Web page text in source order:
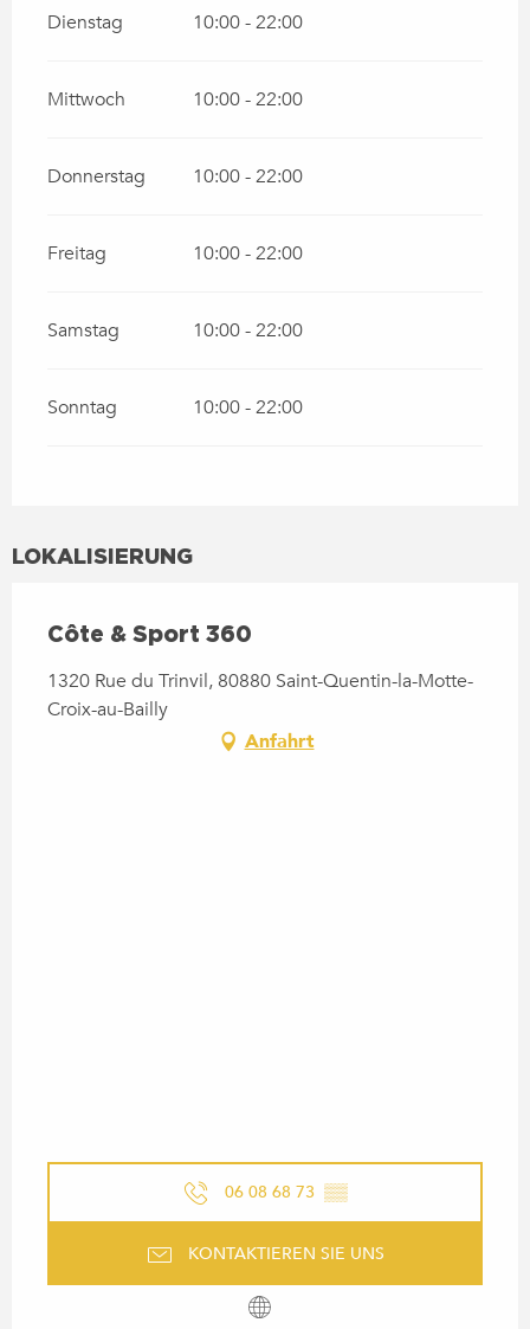
Dienstag 10:00 - 22:00
Mittwoch 10:00 - 22:00
Donnerstag 10:00 - 22:00
Freitag 10:00 - 22:00
Samstag 10:00 - 22:00
Sonntag 10:00 - 22:00
LOKALISIERUNG
Côte & Sport 360
1320 Rue du Trinvil, 80880 Saint-Quentin-la-Motte-
Croix-au-Bailly
Anfahrt
06 08 68 73 ▒▒
KONTAKTIEREN SIE UNS